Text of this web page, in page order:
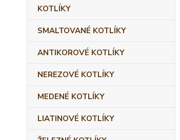
KOTLÍKY
SMALTOVANÉ KOTLÍKY
ANTIKOROVÉ KOTLÍKY
NEREZOVÉ KOTLÍKY
MEDENÉ KOTLÍKY
LIATINOVÉ KOTLÍKY